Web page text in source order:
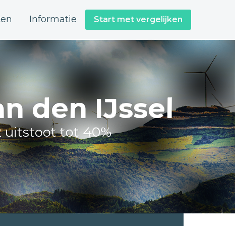
Informatie Start met vergelijken
den IJssel
uitstoot tot 40%